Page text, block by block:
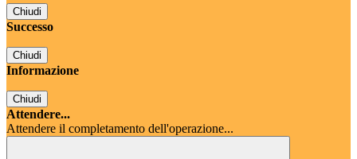
Chiudi
Successo
Chiudi
Informazione
Chiudi
Attendere...
Attendere il completamento dell'operazione...